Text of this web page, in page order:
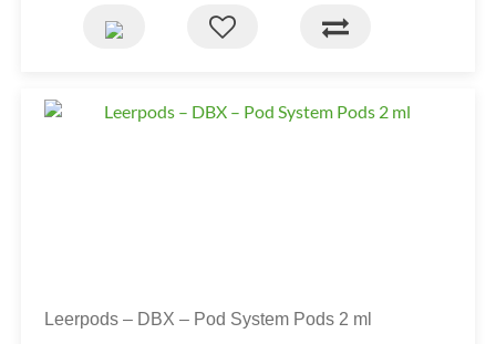
Leerpods – DBX – Pod System Pods 2 ml